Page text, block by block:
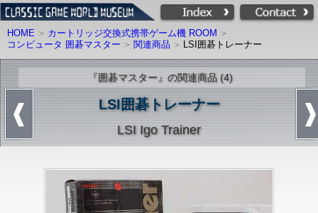
HOME
カートリッジ交換式携帯ゲーム機 ROOM
コンピュータ 囲碁マスター
関連商品 LSI囲碁トレーナー
『囲碁マスター』の関連商品 (4)
LSI囲碁トレーナー
LSI Igo Trainer